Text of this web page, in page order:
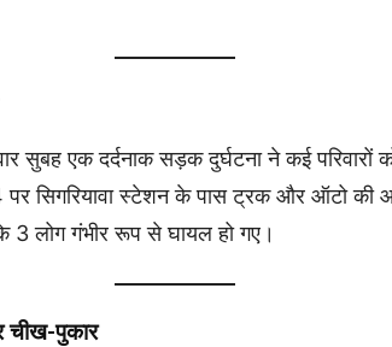
सुबह एक दर्दनाक सड़क दुर्घटना ने कई परिवारों
पर सिगरियावा स्टेशन के पास ट्रक और ऑटो
3 लोग गंभीर रूप से घायल हो गए।
चीख-पुकार